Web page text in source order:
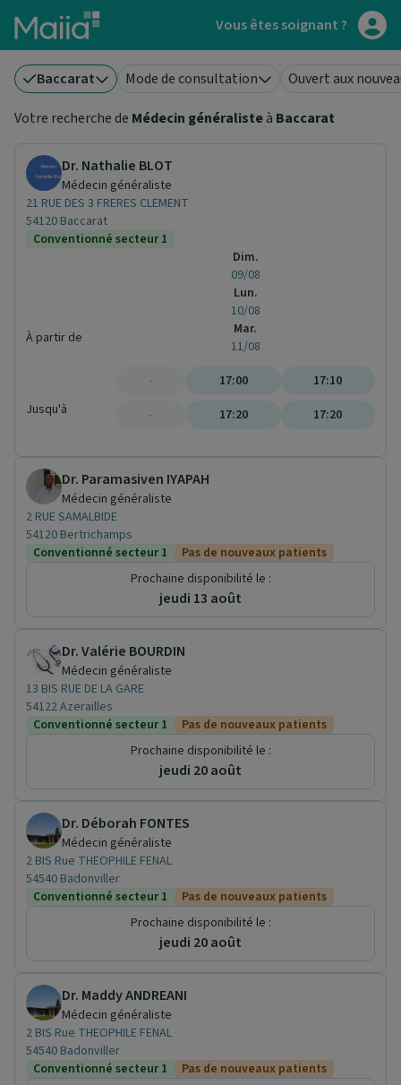
Aller au contenu principal Vous êtes soignant ?
Baccarat Mode de consultation
Ouvert aux
Votre recherche de Médecin généralisteà Baccarat
Dr. Nathalie BLOT
Médecin généraliste
21 RUE DES 3 FRERES CLEMENT
54120 Baccarat
Conventionné secteur 1
À partir de
Jusqu'à
Dim.
09/08
Lun.
10/08
Mar.
11/08
-
-
17:00
17:20
17:10
17:20
Dr. Paramasiven IYAPAH
Médecin généraliste
2 RUE SAMALBIDE
54120 Bertrichamps
Conventionné secteur 1
Pas de nouveaux patients
Prochaine disponibilité le :
jeudi 13 août
Dr. Valérie BOURDIN
Médecin généraliste
13 BIS RUE DE LA GARE
54122 Azerailles
Conventionné secteur 1
Pas de nouveaux patients
Prochaine disponibilité le :
jeudi 20 août
Dr. Déborah FONTES
Médecin généraliste
2 BIS Rue THEOPHILE FENAL
54540 Badonviller
Conventionné secteur 1
Pas de nouveaux patients
Prochaine disponibilité le :
jeudi 20 août
Dr. Maddy ANDREANI
Médecin généraliste
2 BIS Rue THEOPHILE FENAL
54540 Badonviller
Conventionné secteur 1
Pas de nouveaux patients